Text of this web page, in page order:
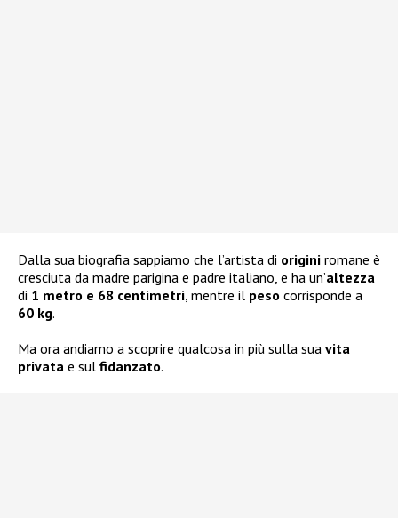
Dalla sua biografia sappiamo che l’artista di origini romane è
cresciuta da madre parigina e padre italiano, e ha un’altezza
di 1 metro e 68 centimetri, mentre il peso corrisponde a
60 kg.
Ma ora andiamo a scoprire qualcosa in più sulla sua vita
privata e sul fidanzato.